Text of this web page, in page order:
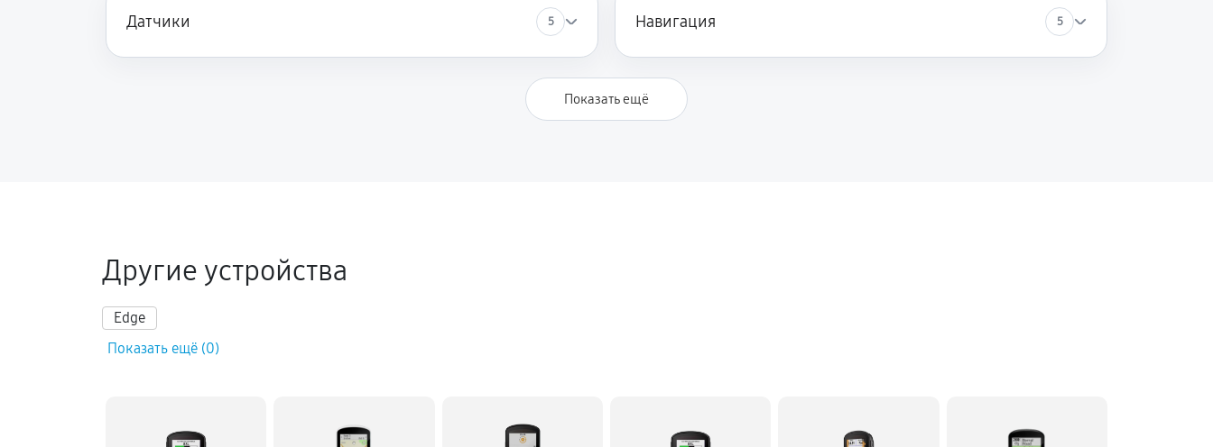
Датчики 5 Навигация 5
Показать ещё
Другие устройства
Edge
Показать ещё (0)